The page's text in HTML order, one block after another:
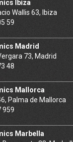
Ibiza
Wallis 63, Ibiza
59
Madrid
73, Madrid
48
Mallorca
Palma de Mallorca
959
Marbella